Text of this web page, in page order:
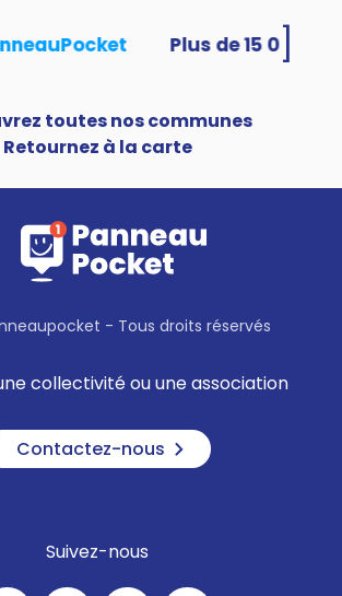
toutes nos communes
Retournez à la carte
- Tous droits réservés
collectivité ou une association
Contactez-nous
Suivez-nous